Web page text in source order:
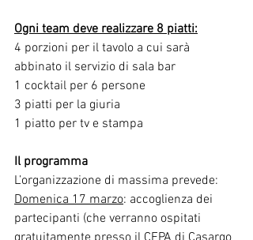
Ogni team deve realizzare 8 piatti:
4 porzioni per il tavolo a cui sarà
abbinato il servizio di sala bar
1 cocktail per 6 persone
3 piatti per la giuria
1 piatto per tv e stampa
Il programma
L’organizzazione di massima prevede:
Domenica 17 marzo: accoglienza dei
partecipanti (che verranno ospitati